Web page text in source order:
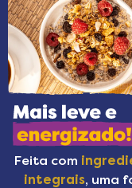
Feita com
integrais, uma